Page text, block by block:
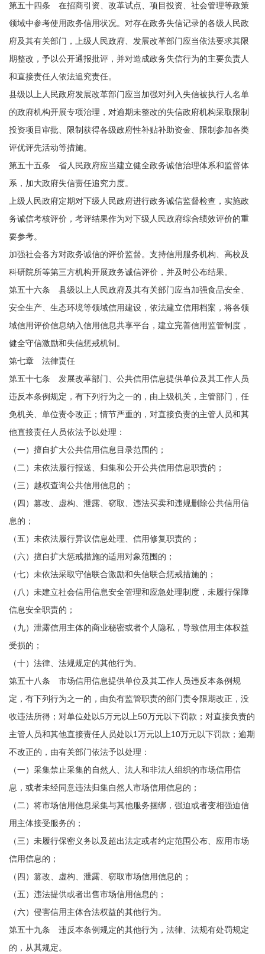
第五十四条 在招商引资、改革试点、项目投资、社会管理等政策
领域中参考使用政务信用状况。对存在政务失信记录的各级人民政
府及其有关部门，上级人民政府、发展改革部门应当依法要求其限
期整改，予以公开通报批评，并对造成政务失信行为的主要负责人
和直接责任人依法追究责任。
县级以上人民政府发展改革部门应当加强对列入失信被执行人名单
的政府机构开展专项治理，对逾期未整改的失信政府机构采取限制
投资项目审批、限制获得各级政府性补贴补助资金、限制参加各类
评优评先活动等措施。
第五十五条 省人民政府应当建立健全政务诚信治理体系和监督体
系，加大政府失信责任追究力度。
上级人民政府定期对下级人民政府进行政务诚信监督检查，实施政
务诚信考核评价，考评结果作为对下级人民政府综合绩效评价的重
要参考。
加强社会各方对政务诚信的评价监督。支持信用服务机构、高校及
科研院所等第三方机构开展政务诚信评价，并及时公布结果。
第五十六条 县级以上人民政府及其有关部门应当加强食品安全、
安全生产、生态环境等领域信用建设，依法建立信用档案，将各领
域信用评价信息纳入信用信息共享平台，建立完善信用监管制度，
健全守信激励和失信惩戒机制。
第七章 法律责任
第五十七条 发展改革部门、公共信用信息提供单位及其工作人员
违反本条例规定，有下列行为之一的，由上级机关，主管部门，任
免机关、单位责令改正；情节严重的，对直接负责的主管人员和其
他直接责任人员依法予以处理：
（一）擅自扩大公共信用信息目录范围的；
（二）未依法履行报送、归集和公开公共信用信息职责的；
（三）越权查询公共信用信息的；
（四）篡改、虚构、泄露、窃取、违法买卖和违规删除公共信用信
息的；
（五）未依法履行异议信息处理、信用修复职责的；
（六）擅自扩大惩戒措施的适用对象范围的；
（七）未依法采取守信联合激励和失信联合惩戒措施的；
（八）未建立社会信用信息安全管理和应急处理制度，未履行保障
信息安全职责的；
（九）泄露信用主体的商业秘密或者个人隐私，导致信用主体权益
受损的；
（十）法律、法规规定的其他行为。
第五十八条 市场信用信息提供单位及其工作人员违反本条例规
定，有下列行为之一的，由负有监管职责的部门责令限期改正，没
收违法所得；对单位处以5万元以上50万元以下罚款；对直接负责的
主管人员和其他直接责任人员处以1万元以上10万元以下罚款；逾期
不改正的，由有关部门依法予以处理：
（一）采集禁止采集的自然人、法人和非法人组织的市场信用信
息，或者未经同意违法归集自然人市场信用信息的；
（二）将市场信用信息采集与其他服务捆绑，强迫或者变相强迫信
用主体接受服务的；
（三）未履行保密义务以及超出法定或者约定范围公布、应用市场
信用信息的；
（四）篡改、虚构、泄露、窃取市场信用信息的；
（五）违法提供或者出售市场信用信息的；
（六）侵害信用主体合法权益的其他行为。
第五十九条 违反本条例规定的其他行为，法律、法规有处罚规定
的，从其规定。